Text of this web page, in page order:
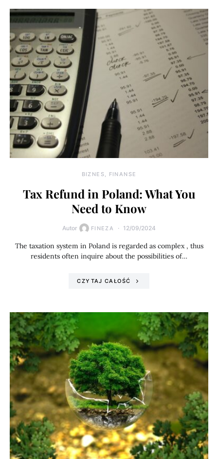
BIZNES, FINANSE
Tax Refund in Poland: What You
Need to Know
Autor FINEZA 12/09/2024
The taxation system in Poland is regarded as complex , thus
residents often inquire about the possibilities of…
CZYTAJ CAŁOŚĆ